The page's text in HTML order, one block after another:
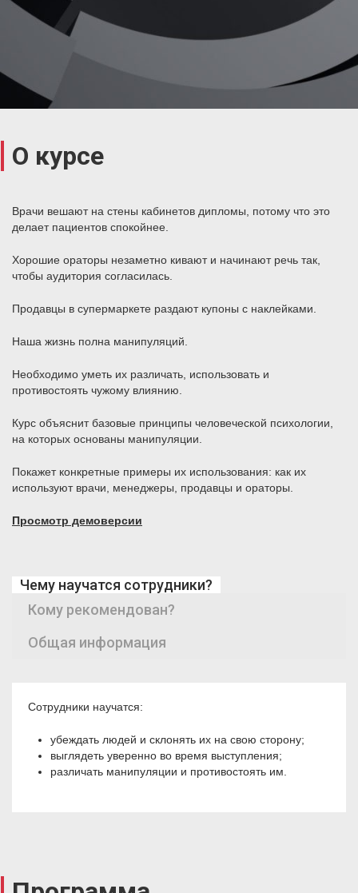
О курсе
Врачи вешают на стены кабинетов дипломы, потому что это
делает пациентов спокойнее.
Хорошие ораторы незаметно кивают и начинают речь так,
чтобы аудитория согласилась.
Продавцы в супермаркете раздают купоны с наклейками.
Наша жизнь полна манипуляций.
Необходимо уметь их различать, использовать и
противостоять чужому влиянию.
Курс объяснит базовые принципы человеческой психологии,
на которых основаны манипуляции.
Покажет конкретные примеры их использования: как их
используют врачи, менеджеры, продавцы и ораторы.
Просмотр демоверсии
Чему научатся сотрудники?
Кому рекомендован?
Общая информация
Сотрудники научатся:
убеждать людей и склонять их на свою сторону;
выглядеть уверенно во время выступления;
различать манипуляции и противостоять им.